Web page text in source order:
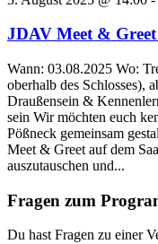
JDAV Meet &
Wann: 03.08.2025 Wo:
oberhalb des Schlosses),
Draußensein &
sein Wir möchten euch
Pößneck gemeinsam
Meet & Greet auf dem
auszutauschen und...
Fragen zum
Du hast Fragen zu einer